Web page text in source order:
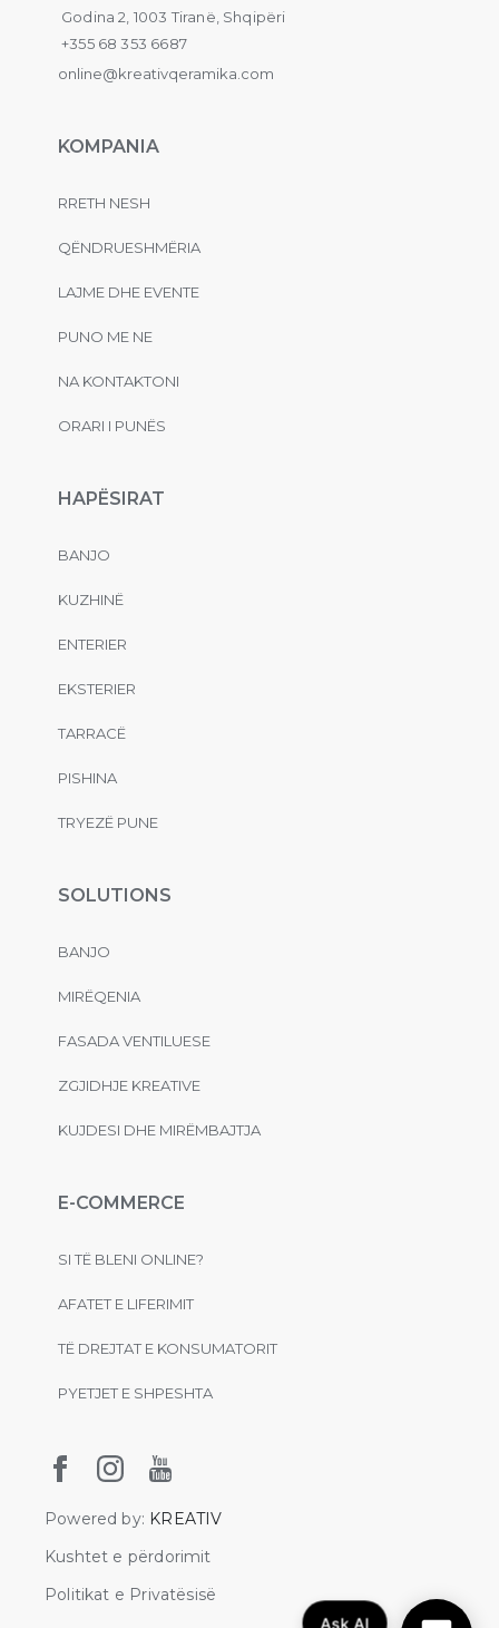
Godina 2, 1003 Tiranë, Shqipëri
+355 68 353 6687
online@kreativqeramika.com
KOMPANIA
RRETH NESH
QËNDRUESHMËRIA
LAJME DHE EVENTE
PUNO ME NE
NA KONTAKTONI
ORARI I PUNËS
HAPËSIRAT
BANJO
KUZHINË
ENTERIER
EKSTERIER
TARRACË
PISHINA
TRYEZË PUNE
SOLUTIONS
BANJO
MIRËQENIA
FASADA VENTILUESE
ZGJIDHJE KREATIVE
KUJDESI DHE MIRËMBAJTJA
E-COMMERCE
SI TË BLENI ONLINE?
AFATET E LIFERIMIT
TË DREJTAT E KONSUMATORIT
PYETJET E SHPESHTA
Powered by: KREATIV
Kushtet e përdorimit
Politikat e Privatësisë
Ask AI